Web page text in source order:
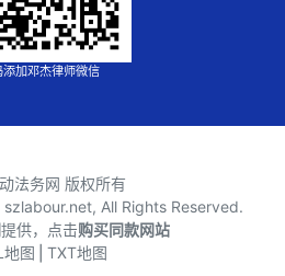
添加邓杰律师微信
法务网 版权所有
All Rights Reserved.
提供，点击购买同款网站
地图 TXT地图